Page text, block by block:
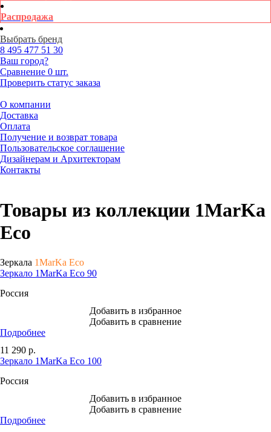
Распродажа
Выбрать бренд
8 495 477 51 30
Ваш город?
Сравнение 0 шт.
Проверить статус заказа
О компании
Доставка
Оплата
Получение и возврат товара
Пользовательское соглашение
Дизайнерам и Архитекторам
Контакты
Товары из коллекции 1MarKa
Eco
Зеркала 1MarKa Eco
Зеркало 1MarKa Eco 90
Россия
Добавить в избранное
Добавить в сравнение
Подробнее
11 290 р.
Зеркало 1MarKa Eco 100
Россия
Добавить в избранное
Добавить в сравнение
Подробнее